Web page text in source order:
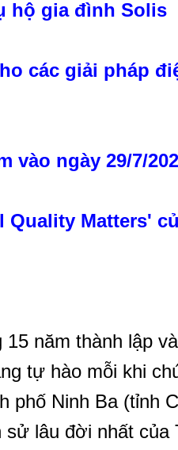
hộ gia đình Solis
các giải pháp
vào ngày 29/7/
Matters'
năm thành lập
tự hào mỗi khi
phố Ninh Ba (tỉnh
lâu đời nhất của